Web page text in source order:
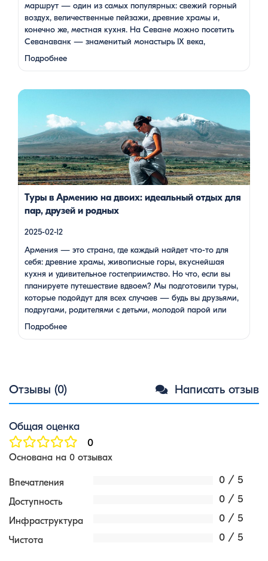
маршрут — один из самых популярных: свежий горный
воздух, величественные пейзажи, древние храмы и,
конечно же, местная кухня. На Севане можно посетить
Севанаванк — знаменитый монастырь IX века,
расположенный на полуострове, а также Айраванк,
который менее известен, но не менее …
Подробнее
Армения — это страна, где каждый найдет что-то для себя:
удивительное гостеприимство. Но что, если вы планируете
путешествие вдвоем? Мы подготовили туры, которые
подойдут для всех случаев — будь вы друзьями, подругами,
родителями с детьми, молодой парой или супругами в
возрасте. Какой тур выбрать для путешествия вдвоем? 1. […]
Туры в Армению на двоих: идеальный отдых для
пар, друзей и родных
2025-02-12
Армения — это страна, где каждый найдет что-то для
себя: древние храмы, живописные горы, вкуснейшая
кухня и удивительное гостеприимство. Но что, если вы
планируете путешествие вдвоем? Мы подготовили туры,
которые подойдут для всех случаев — будь вы друзьями,
подругами, родителями с детьми, молодой парой или
супругами в возрасте. Какой тур выбрать для
путешествия вдвоем? 1. …
Подробнее
Отзывы (0) Написать отзыв
Общая оценка
0
Основана на 0 отзывах
Впечатления 0 / 5
Доступность 0 / 5
Инфраструктура 0 / 5
Чистота 0 / 5